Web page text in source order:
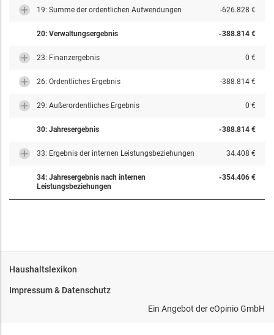
19: Summe der ordentlichen Aufwendungen -626.828 €
20: Verwaltungsergebnis -388.814 €
23: Finanzergebnis 0 €
26: Ordentliches Ergebnis -388.814 €
29: Außerordentliches Ergebnis 0 €
30: Jahresergebnis -388.814 €
33: Ergebnis der internen Leistungsbeziehungen 34.408 €
34: Jahresergebnis nach internen
Leistungsbeziehungen
-354.406 €
Haushaltslexikon
Impressum & Datenschutz
Ein Angebot dereOpinio GmbH